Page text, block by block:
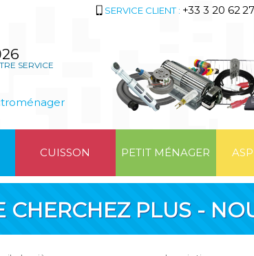
SERVICE CLIENT : +33 3 20 62
SERVICE
CUISSON PETIT MÉNAGER
CHERCHEZ PLUS -